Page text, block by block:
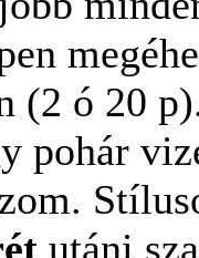
(2 ó 20
pohár
utáni